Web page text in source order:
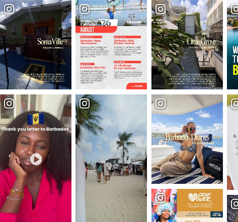
Weiches Abenteuer
Extremes Abenteuer
Wander- und Wanderwege
Insel Safari Tours
Strände & Aktivitäten
Tauchen und Schnorcheln
Vergnügungskünste
Angeln